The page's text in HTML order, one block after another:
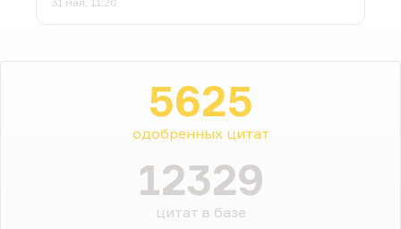
5625
одобренных цитат
12329
цитат в базе